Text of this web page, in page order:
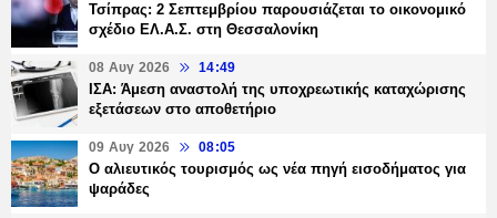
Τσίπρας: 2 Σεπτεμβρίου παρουσιάζεται το οικονομικό
σχέδιο ΕΛ.Α.Σ. στη Θεσσαλονίκη
08 Αυγ 2026 14:49
ΙΣΑ: Άμεση αναστολή της υποχρεωτικής καταχώρισης
εξετάσεων στο αποθετήριο
09 Αυγ 2026 08:05
Ο αλιευτικός τουρισμός ως νέα πηγή εισοδήματος για
ψαράδες